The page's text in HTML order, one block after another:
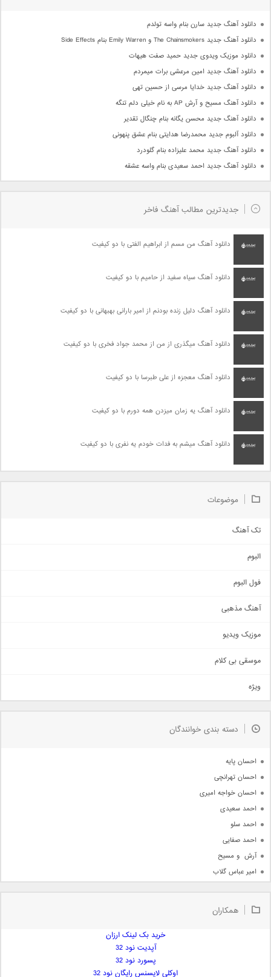
دانلود آهنگ جدید سارن بنام واسه تولدم
دانلود آهنگ جدید The Chainsmokers و Emily Warren بنام Side Effects
دانلود موزیک ویدوی جدید حمید صفت هیهات
دانلود آهنگ جدید امین مرعشی برات میمردم
دانلود آهنگ جدید خدایا مرسی از حسین تهی
دانلود آهنگ مسیح و آرش AP به نام خیلی دلم تنگه
دانلود آهنگ جدید محسن یگانه بنام چنگال تقدیر
دانلود آلبوم جدید محمدرضا هدایتی بنام عشق پنهونی
دانلود آهنگ جدید محمد علیزاده بنام گلودرد
دانلود آهنگ جدید احمد سعیدی بنام واسه عشقه
جدیدترین مطالب آهنگ فاخر
دانلود آهنگ من مسم از ابراهیم الفتی با دو کیفیت
دانلود آهنگ سیاه سفید از حامیم با دو کیفیت
دانلود آهنگ دلیل زنده بودنم از امیر بارانی بهبهانی با دو کیفیت
دانلود آهنگ میگذری از من از محمد جواد فخری با دو کیفیت
دانلود آهنگ معجزه از علی طبرسا با دو کیفیت
دانلود آهنگ یه زمان میزدن همه دورم با دو کیفیت
دانلود آهنگ میشم به فدات خودم یه نفری با دو کیفیت
موضوعات
تک آهنگ
اجتماعی
حماسی
سنتی
اهنگ بندرعباسی
دمو
مذهبی
جدیدترین ها
البوم
فول البوم
آهنگ مذهبی
موزیک ویدیو
موسقی بی کلام
ویژه
دسته بندی خوانندگان
احسان پایه
احسان تهرانچی
احسان خواجه امیری
احمد سعیدی
احمد سلو
احمد صفایی
آرش  و مسیح
امیر عباس گلاب
امیر علی
همکاران
خرید بک لینک ارزان
آپدیت نود 32
پسورد نود 32
اوکلی لایسنس رایگان نود 32